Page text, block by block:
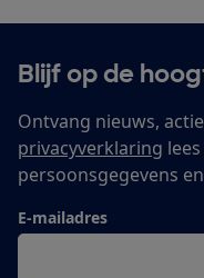
Blijf op de
Ontvang nieuws,
privacyverklaring
persoonsgegevens
E-mailadres